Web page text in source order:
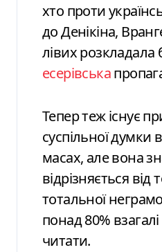
хто проти
до Денікіна,
лівих
есерівська
Тепер теж існує
суспільної
масах, але вона
відрізняється від
тотальної
понад 80%
читати.